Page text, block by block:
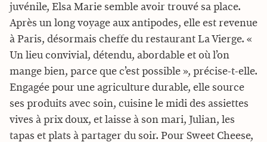
juvénile, Elsa Marie semble avoir trouvé sa place.
Après un long voyage aux antipodes, elle est revenue
à Paris, désormais cheffe du restaurant La Vierge. «
Un lieu convivial, détendu, abordable et où l’on
mange bien, parce que c’est possible », précise-t-elle.
Engagée pour une agriculture durable, elle source
ses produits avec soin, cuisine le midi des assiettes
vives à prix doux, et laisse à son mari, Julian, les
tapas et plats à partager du soir. Pour Sweet Cheese,